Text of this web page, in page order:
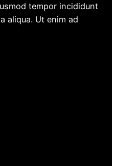
tempor incididunt
aliqua. Ut enim ad